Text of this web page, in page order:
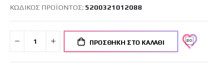
ΚΩΔΙΚΌΣ ΠΡΟΪΌΝΤΟΣ 5200321012088
ΠΡΟΣΘΉΚΗ ΣΤΟ ΚΑΛΆΘΙ